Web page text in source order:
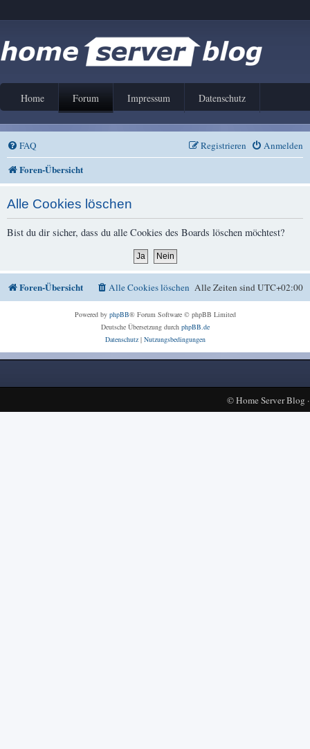
Home Forum Impressum Datenschutz
FAQ Anmelden
Registrieren
Foren-Übersicht
Alle Cookies löschen
Bist du dir sicher, dass du alle Cookies des Boards löschen möchtest?
Foren-Übersicht Alle Zeiten sindUTC+02:00
Alle Cookies löschen
Powered by phpBB® Forum Software © phpBB Limited
Deutsche Übersetzung durch phpBB.de
Datenschutz| Nutzungsbedingungen
©Home Server Blog